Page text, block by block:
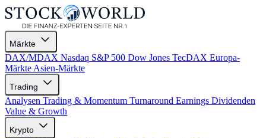
Märkte
DAX/MDAX Nasdaq S&P 500 Dow Jones TecDAX Europa-
Märkte Asien-Märkte
Trading
Analysen Trading & Momentum Turnaround Earnings Dividenden
Value & Growth
Krypto